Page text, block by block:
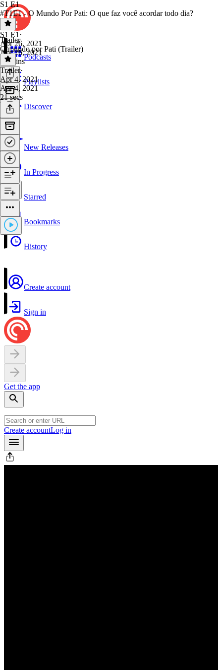
Podcasts
Playlists
Discover
New Releases
In Progress
Starred
Bookmarks
History
Create account
Sign in
Get the app
Create accountLog in
S1 E1
#T1E1 - O Mundo Por Pati: O que faz você acordar todo dia?
S1 E1 ·
Apr 26, 2021
Apr 26, 2021
18 mins
Trailer
O mundo por Pati (Trailer)
Trailer·
Apr 4, 2021
Apr 4, 2021
21 secs